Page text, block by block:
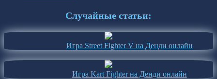
Случайные статьи:
Игра Street Fighter V на Денди онлайн
Игра Kart Fighter на Денди онлайн